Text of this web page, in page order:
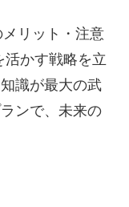
リット・注意
活かす戦略を立
識が最大の武
ンで、未来の